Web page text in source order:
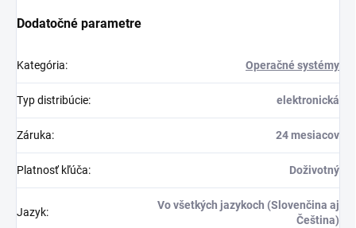
Dodatočné parametre
Kategória: Operačné systémy
Typ distribúcie: elektronická
Záruka: 24 mesiacov
Platnosť kľúča: Doživotný
Jazyk:
Vo všetkých jazykoch (Slovenčina aj
Čeština)